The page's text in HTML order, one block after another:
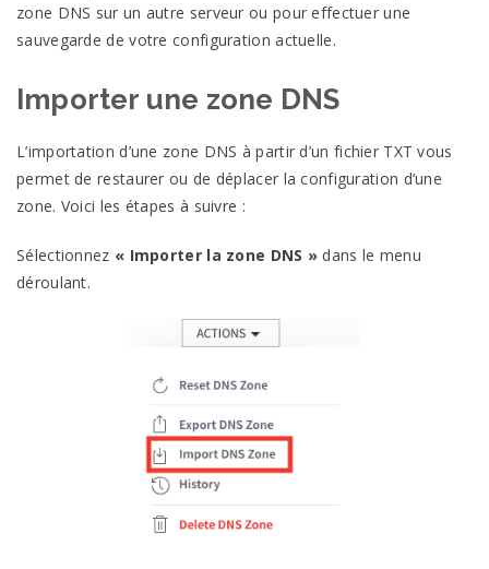
zone DNS sur un autre serveur ou pour effectuer une
sauvegarde de votre configuration actuelle.
Importer une zone DNS
L’importation d’une zone DNS à partir d’un fichier TXT vous
permet de restaurer ou de déplacer la configuration d’une
zone. Voici les étapes à suivre :
Sélectionnez « Importer la zone DNS » dans le menu
déroulant.